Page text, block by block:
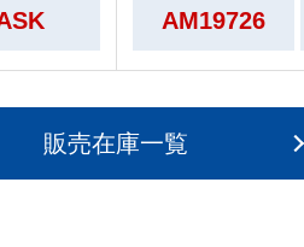
AM19726
販売在庫一覧